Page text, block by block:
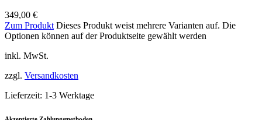
349,00 €
Zum Produkt Dieses Produkt weist mehrere Varianten auf. Die
Optionen können auf der Produktseite gewählt werden
inkl. MwSt.
zzgl. Versandkosten
Lieferzeit: 1-3 Werktage